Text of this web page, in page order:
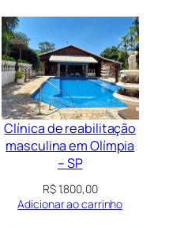
Clínica de reabilitação
masculina em Olímpia
– SP
R$1.800,00
Adicionar ao carrinho